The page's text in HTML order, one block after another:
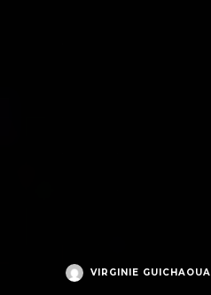
VIRGINIE GUICHAOUA